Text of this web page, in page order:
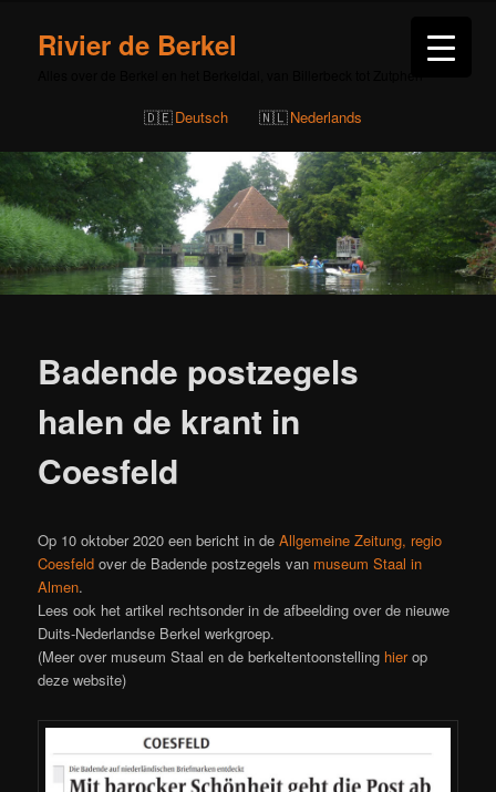
Rivier de Berkel
Deutsch Nederlands
Badende postzegels
halen de krant in
Coesfeld
Op 10 oktober 2020 een bericht in deAllgemeine Zeitung, regio
Coesfeld over de Badende postzegels van museum Staal in
Almen.
Lees ook het artikel rechtsonder in de afbeelding over de nieuwe
Duits-Nederlandse Berkel werkgroep.
(Meer over museum Staal en de berkeltentoonstelling hierop
deze website)